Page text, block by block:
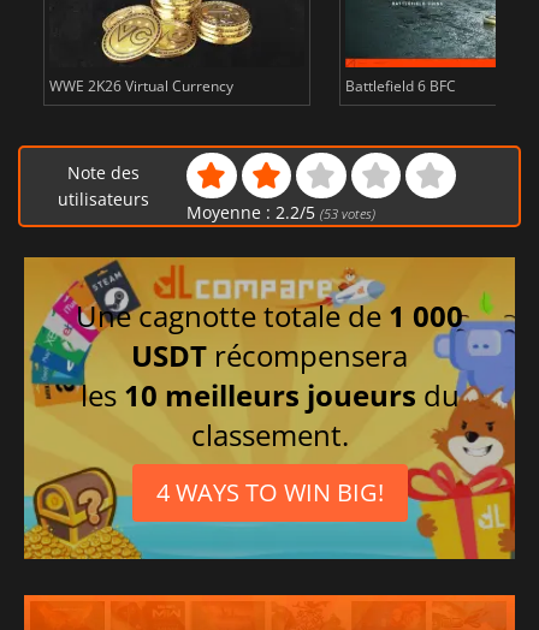
WWE 2K26 Virtual Currency Battlefield 6 BFC
Note des
utilisateurs
Moyenne : 2.2/5 (53votes)
Une cagnotte totale de 1 000
USDT récompensera
les 10 meilleurs joueurs du
classement.
4 WAYS TO WIN BIG!